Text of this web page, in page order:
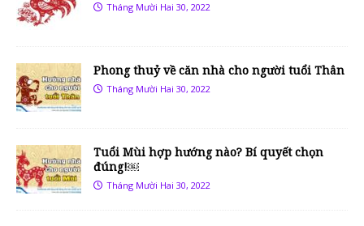
Tháng Mười Hai 30, 2022
Phong thuỷ về căn nhà cho người tuổi Thân
Tháng Mười Hai 30, 2022
Tuổi Mùi hợp hướng nào? Bí quyết chọn
đúng!￼
Tháng Mười Hai 30, 2022